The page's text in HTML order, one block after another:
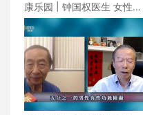
康乐园 | 钟国权医生 女性也
有性功能障碍